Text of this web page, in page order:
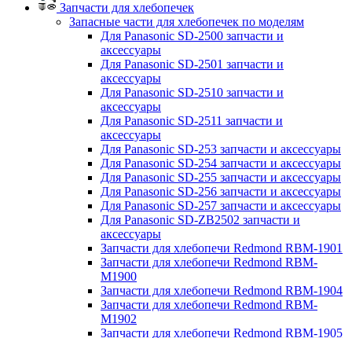
Запчасти для хлебопечек
Запасные части для хлебопечек по моделям
Для Panasonic SD-2500 запчасти и
аксессуары
Для Panasonic SD-2501 запчасти и
аксессуары
Для Panasonic SD-2510 запчасти и
аксессуары
Для Panasonic SD-2511 запчасти и
аксессуары
Для Panasonic SD-253 запчасти и аксессуары
Для Panasonic SD-254 запчасти и аксессуары
Для Panasonic SD-255 запчасти и аксессуары
Для Panasonic SD-256 запчасти и аксессуары
Для Panasonic SD-257 запчасти и аксессуары
Для Panasonic SD-ZB2502 запчасти и
аксессуары
Запчасти для хлебопечи Redmond RBM-1901
Запчасти для хлебопечи Redmond RBM-
M1900
Запчасти для хлебопечи Redmond RBM-1904
Запчасти для хлебопечи Redmond RBM-
M1902
Запчасти для хлебопечи Redmond RBM-1905